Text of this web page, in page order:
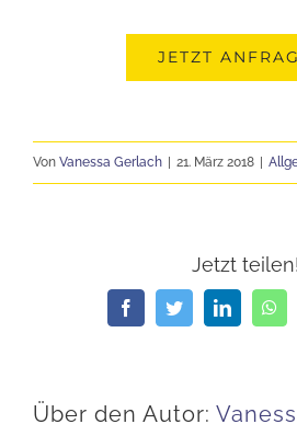
JETZT
Von Vanessa Gerlach 21. März 2018
Jetzt teilen!
FacebookTwitterLinkedIn
Über den Autor: